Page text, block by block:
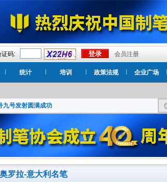
证码: 会员注册
统计 培训 政策法规 企业广场
九号发射圆满成功
奥罗拉-意大利名笔